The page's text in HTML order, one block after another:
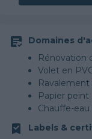
Domaines
Rénovation
Volet en
Ravalement
Papier peint
Chauffe-
Labels &